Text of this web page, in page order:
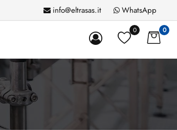
info@eltrasas.it WhatsApp
0 0